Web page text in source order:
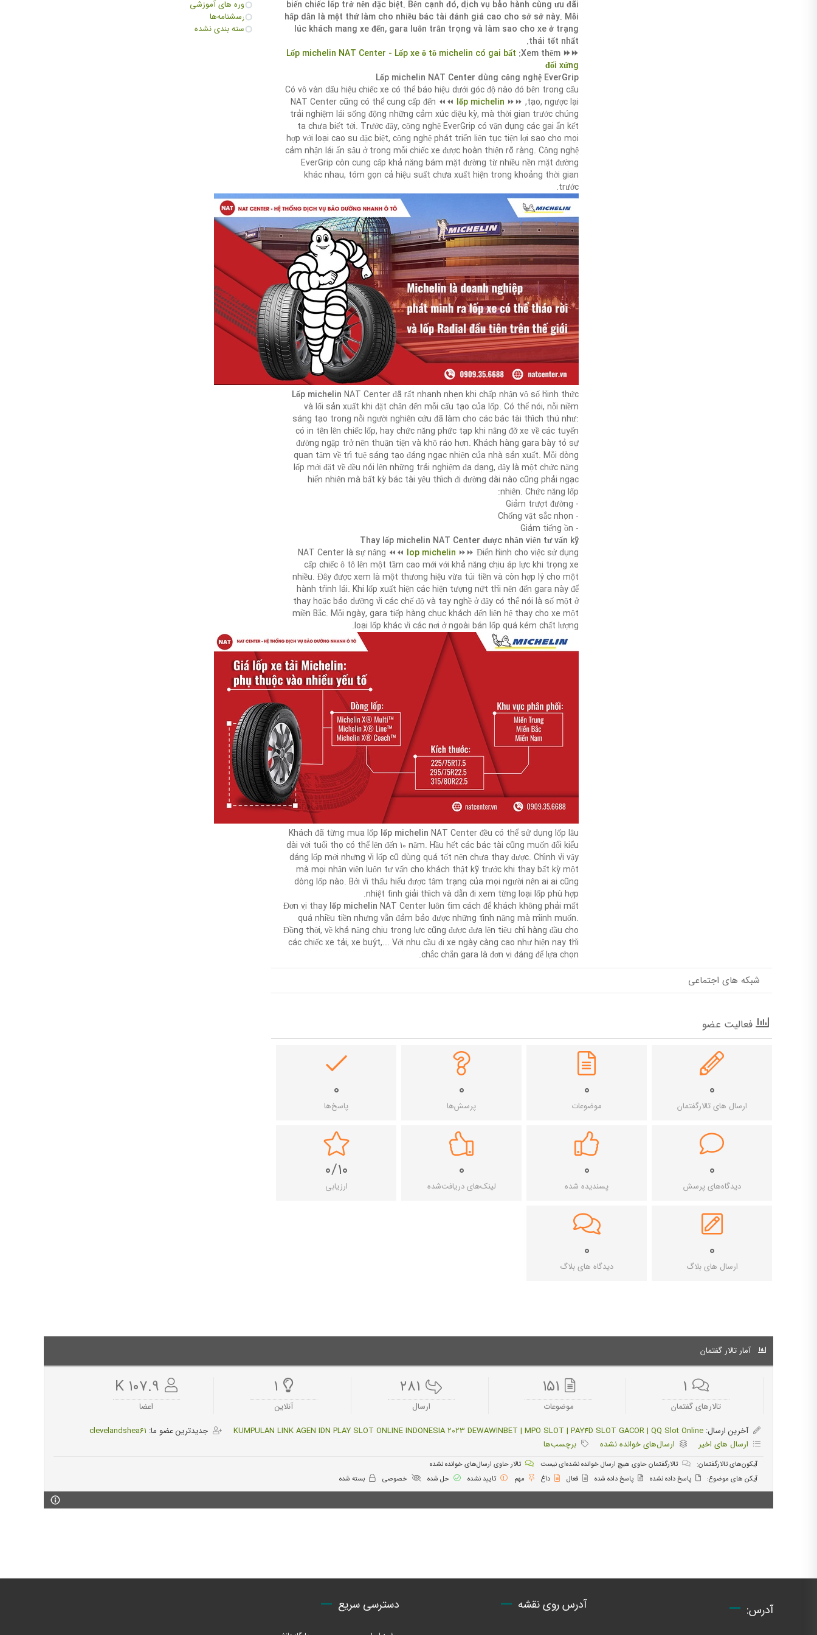
biến chiếc lốp trở nên đặc biệt. Bên cạnh đó, dịch vụ bảo hành cùng ưu đãi
hấp dẫn là một thứ làm cho nhiều bác tài đánh giá cao cho sở sở này. Mỗi
lúc khách mang xe đến, gara luôn trân trọng và làm sao cho xe ở trạng
thái tốt nhất.
⏩⏩ Xem thêm:
Lốp michelin NAT Center - Lốp xe ô tô michelin có gai bất
đối xứng
Lốp michelin NAT Center dùng công nghệ EverGrip
Có vô vàn dấu hiệu chiếc xe có thể báo hiệu dưới góc độ nào đó bên trong cấu
tạo, ngược lại, ⏩⏩
lốp michelin
⏪⏪ NAT Center cũng có thể cung cấp đến
trải nghiệm lái sống động những cảm xúc diệu kỳ, mà thời gian trước chúng
ta chưa biết tới. Trước đây, công nghệ EverGrip có vận dụng các gai ẩn kết
hợp với loại cao su đặc biệt, công nghệ phát triển liên tục tiện lợi sao cho mọi
cảm nhận lái ẩn sâu ở trong mỗi chiếc xe được hoàn thiện rõ ràng. Công nghệ
EverGrip còn cung cấp khả năng bám mặt đường từ nhiều nền mặt đường
khác nhau, tóm gọn cả hiệu suất chưa xuất hiện trong khoảng thời gian
trước.
Lốp michelin NAT Center đã rất nhanh nhẹn khi chấp nhận vô số hình thức
và lối sản xuất khi đặt chân đến mỗi cấu tạo của lốp. Có thể nói, nỗi niềm
sáng tạo trong nỗi người nghiên cứu đã làm cho các bác tài thích thú như:
có in tên lên chiếc lốp, hay chức năng phức tạp khi nâng đỡ xe về các tuyến
đường ngập trở nên thuận tiện và khô ráo hơn. Khách hàng gara bày tỏ sự
quan tâm về trí tuệ sáng tạo đáng ngạc nhiên của nhà sản xuất. Mỗi dòng
lốp mới đặt về đều nói lên những trải nghiệm đa dạng, đây là một chức năng
hiển nhiên mà bất kỳ bác tài yêu thích đi đường dài nào cũng phải ngạc
nhiên. Chức năng lốp:
- Giảm trượt đường
- Chống vật sắc nhọn
- Giảm tiếng ồn
Thay lốp michelin NAT Center được nhân viên tư vấn kỹ
Điển hình cho việc sử dụng ⏩⏩
lop michelin
⏪⏪ NAT Center là sự nâng
cấp chiếc ô tô lên một tầm cao mới với khả năng chịu áp lực khi trọng xe
nhiều. Đây được xem là một thương hiệu vừa túi tiền và còn hợp lý cho một
hành trình lái. Khi lốp xuất hiện các hiện tượng nứt thì nên đến gara này để
thay hoặc bảo dưỡng vì các chế độ và tay nghề ở đây có thể nói là số một ở
miền Bắc. Mỗi ngày, gara tiếp hàng chục khách đến liên hệ thay cho xe một
loại lốp khác vì các nơi ở ngoài bán lốp quá kém chất lượng.
Khách đã từng mua lốp lốp michelin NAT Center đều có thể sử dụng lốp lâu
dài với tuổi thọ có thể lên đến 10 năm. Hầu hết các bác tài cũng muốn đổi kiểu
dáng lốp mới nhưng vì lốp cũ dùng quá tốt nên chưa thay được. Chính vì vậy
mà mọi nhân viên luôn tư vấn cho khách thật kỹ trước khi thay bất kỳ một
dòng lốp nào. Bởi vì thấu hiểu được tâm trạng của mọi người nên ai ai cũng
nhiệt tình giải thích và dẫn đi xem từng loại lốp phù hợp.
Đơn vị thay lốp michelin NAT Center luôn tìm cách để khách không phải mất
quá nhiều tiền nhưng vẫn đảm bảo được những tính năng mà mình muốn.
Đồng thời, về khả năng chịu trọng lực cũng được đưa lên tiêu chí hàng đầu cho
các chiếc xe tải, xe buýt,... Với nhu cầu đi xe ngày càng cao như hiện nay thì
chắc chắn gara là đơn vị đáng để lựa chọn.
شبکه های اجتماعی
فعالیت عضو
۰
ارسال های تالارگفتمان
۰
موضوعات
۰
پرسش‌ها
۰
پاسخ‌ها
۰
دیدگاه‌های پرسش
۰
پسندیده شده
۰
لینک‌های دریافت‌شده
۰/۱۰
ارزیابی
۰
ارسال های بلاگ
۰
دیدگاه های بلاگ
دوره های آموزشی
پرسشنامه‌ها
دسته بندی نشده
آمار تالار گفتمان
۱
تالارهای گفتمان
۱۵۱
موضوعات
۲۸۱
ارسال‌
۱
آنلاین
۱۰۷.۹ K
اعضا
آخرین ارسال: KUMPULAN LINK AGEN IDN PLAY SLOT ONLINE INDONESIA 2023 DEWAWINBET | MPO SLOT | PAY4D SLOT GACOR | QQ Slot Online جدیدترین عضو ما: clevelandshea61
ارسال های اخیر
ارسال‌های خوانده نشده برچسب‌ها
آیکون‌های تالارگفتمان: تالارگفتمان حاوی هیچ ارسال خوانده نشده‌ای نیست
تالار حاوی ارسال‌های خوانده نشده
آیکن های موضوع:
پاسخ داده نشده پاسخ داده شده فعال داغ مهم تایید نشده حل شده خصوصی بسته شده
آدرس: آدرس روی نقشه دسترسی سریع